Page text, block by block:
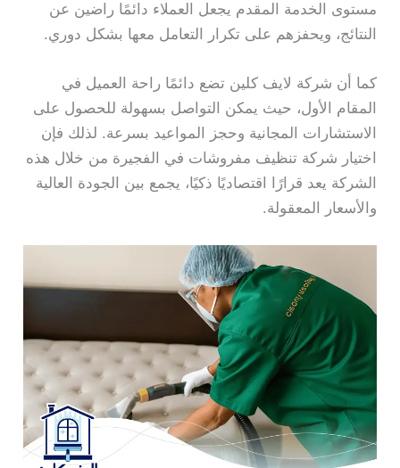
مستوى الخدمة المقدم يجعل العملاء دائمًا راضين عن
النتائج، ويحفزهم على تكرار التعامل معها بشكل دوري.
كما أن شركة لايف كلين تضع دائمًا راحة العميل في
المقام الأول، حيث يمكن التواصل بسهولة للحصول على
الاستشارات المجانية وحجز المواعيد بسرعة. لذلك فإن
اختيار شركة تنظيف مفروشات في الفجيرة من خلال هذه
الشركة يعد قرارًا اقتصاديًا ذكيًا، يجمع بين الجودة العالية
والأسعار المعقولة.